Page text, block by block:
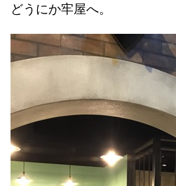
どうにか牢屋へ。